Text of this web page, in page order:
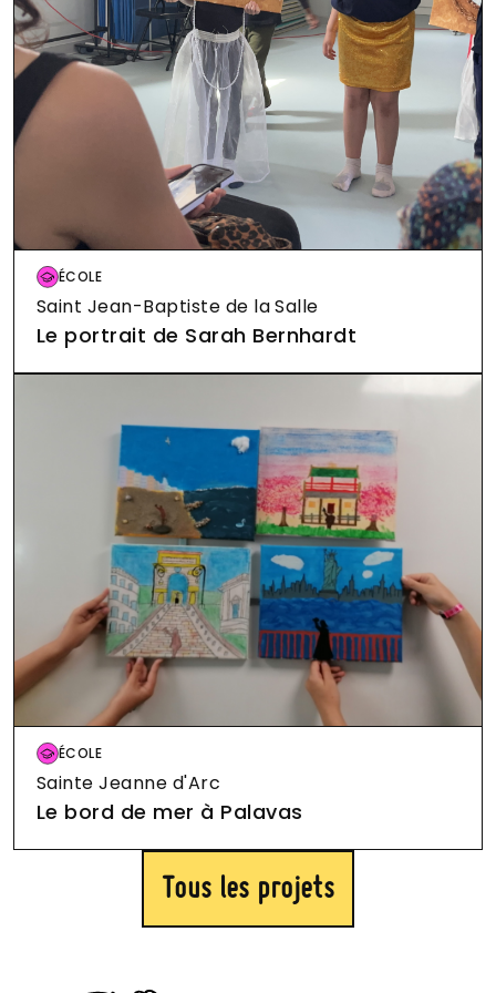
CENTRE DE LOISIRS
Pape Carpantier
CENTRE DE LOISIRS
SESSAD - La Cardabelle
André Boulloche
123 rue de Lausanne
ÉCOLE
Beethoven
280 Rue du Mas Nouguier
Image
ÉCOLE
Saint Jean-Baptiste de la Salle
Le portrait de Sarah Bernhardt
Image
ÉCOLE
Sainte Jeanne d'Arc
Le bord de mer à Palavas
Tous les projets